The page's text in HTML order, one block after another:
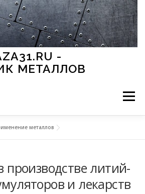
-
МЕТАЛЛОВ
Меню
СРЕДА
металлов
производстве литий-
и лекарств